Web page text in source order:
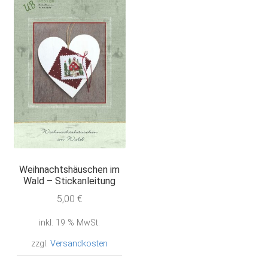
Weihnachtshäuschen im
Wald – Stickanleitung
5,00 €
inkl. 19 % MwSt.
zzgl.Versandkosten